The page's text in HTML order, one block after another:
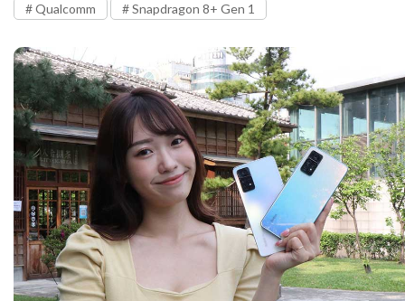
Qualcomm
Snapdragon 8+ Gen 1